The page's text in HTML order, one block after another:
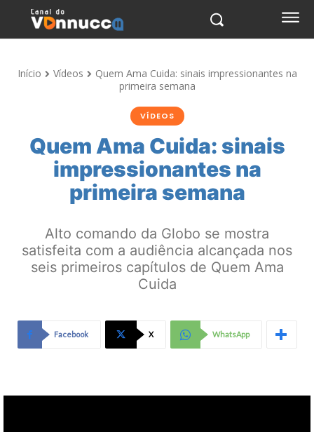
Início Vídeos
Quem Ama Cuida: sinais impressionantes na
primeira semana
VÍDEOS
Quem Ama Cuida: sinais
impressionantes na
primeira semana
Alto comando da Globo se mostra
satisfeita com a audiência alcançada nos
seis primeiros capítulos de Quem Ama
Cuida
Facebook X WhatsApp